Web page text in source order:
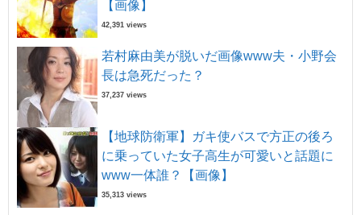
【画像】
42,391 views
若村麻由美が脱いだ画像www夫・小野会
長は急死だった？
37,237 views
【地球防衛軍】ガキ使バスで方正の後ろ
に乗っていた女子高生が可愛いと話題に
www一体誰？【画像】
35,313 views